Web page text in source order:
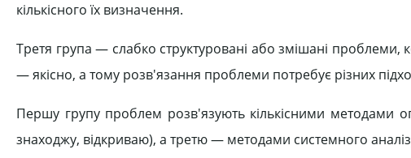
кількісного їх визначення.
Третя група — слабко структуровані або змішані проблеми,
— якісно, а тому розв'язання проблеми потребує різних
Першу групу проблем розв'язують кількісними методами
знаходжу, відкриваю), а третю — методами системного